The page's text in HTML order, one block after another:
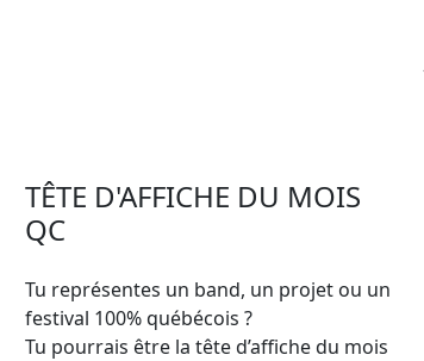
TÊTE D'AFFICHE DU MOIS
QC
Tu représentes un band, un projet ou un
festival 100% québécois ?
Tu pourrais être la tête d’affiche du mois